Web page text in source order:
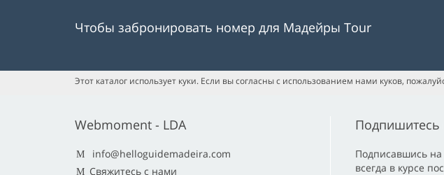
Чтобы забронировать номер для Мадейры Tour
Этот каталог использует куки. Если вы согласны с использованием нами куков,
Webmoment - LDA
info@helloguidemadeira.com
Свяжитесь с нами
Подпишитесь
Подписавшись на
всегда в курсе